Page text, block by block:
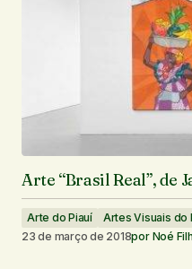
Arte “Brasil Real”, de
Arte do Piauí
Artes Visuais do
23 de março de 2018por Noé